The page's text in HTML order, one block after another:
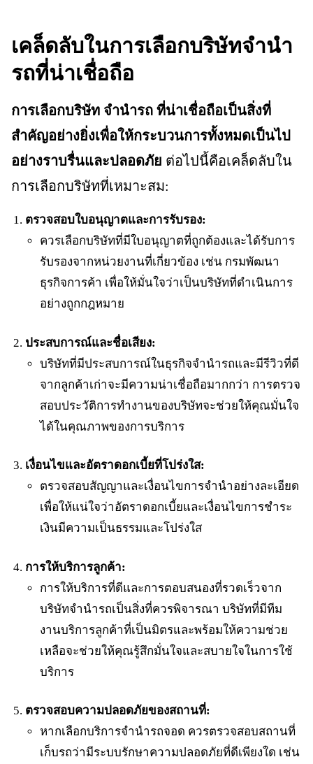
เคล็ดลับในการเลือกบริษัทจำนำ
รถที่น่าเชื่อถือ
การเลือกบริษัท จำนำรถ ที่น่าเชื่อถือเป็นสิ่งที่
สำคัญอย่างยิ่งเพื่อให้กระบวนการทั้งหมดเป็นไป
อย่างราบรื่นและปลอดภัย ต่อไปนี้คือเคล็ดลับใน
การเลือกบริษัทที่เหมาะสม:
ตรวจสอบใบอนุญาตและการรับรอง:
ควรเลือกบริษัทที่มีใบอนุญาตที่ถูกต้องและได้รับการ
รับรองจากหน่วยงานที่เกี่ยวข้อง เช่น กรมพัฒนา
ธุรกิจการค้า เพื่อให้มั่นใจว่าเป็นบริษัทที่ดำเนินการ
อย่างถูกกฎหมาย
ประสบการณ์และชื่อเสียง:
บริษัทที่มีประสบการณ์ในธุรกิจจำนำรถและมีรีวิวที่ดี
จากลูกค้าเก่าจะมีความน่าเชื่อถือมากกว่า การตรวจ
สอบประวัติการทำงานของบริษัทจะช่วยให้คุณมั่นใจ
ได้ในคุณภาพของการบริการ
เงื่อนไขและอัตราดอกเบี้ยที่โปร่งใส:
ตรวจสอบสัญญาและเงื่อนไขการจำนำอย่างละเอียด
เพื่อให้แน่ใจว่าอัตราดอกเบี้ยและเงื่อนไขการชำระ
เงินมีความเป็นธรรมและโปร่งใส
การให้บริการลูกค้า:
การให้บริการที่ดีและการตอบสนองที่รวดเร็วจาก
บริษัทจำนำรถเป็นสิ่งที่ควรพิจารณา บริษัทที่มีทีม
งานบริการลูกค้าที่เป็นมิตรและพร้อมให้ความช่วย
เหลือจะช่วยให้คุณรู้สึกมั่นใจและสบายใจในการใช้
บริการ
ตรวจสอบความปลอดภัยของสถานที่:
หากเลือกบริการจำนำรถจอด ควรตรวจสอบสถานที่
เก็บรถว่ามีระบบรักษาความปลอดภัยที่ดีเพียงใด เช่น